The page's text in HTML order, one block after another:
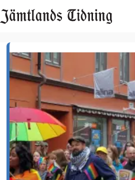
Etikett:
prideveckan